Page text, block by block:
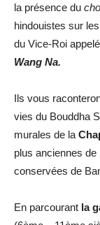
la présence du
hindouistes sur
du Vice-Roi
Wang Na.
Ils vous
vies du Bouddha
murales de la
plus anciennes
conservées de
En parcourant la